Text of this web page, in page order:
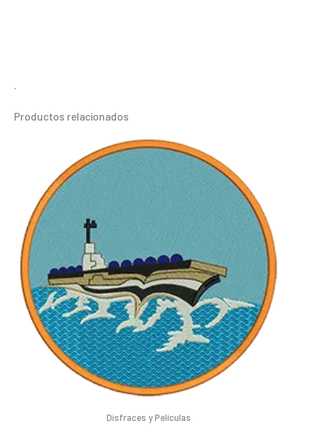
.
Productos relacionados
Disfraces y Películas